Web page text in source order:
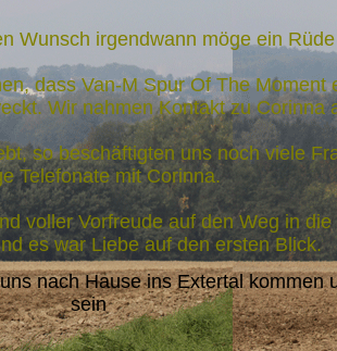
Wunsch irgendwann möge ein
dass Van-M Spur Of The
Wir nahmen Kontakt zu Corinna
so beschäftigten uns noch viele
Telefonate mit Corinna.
voller Vorfreude auf den Weg in
es war Liebe auf den ersten Blick.
nach Hause ins Extertal kommen
sein